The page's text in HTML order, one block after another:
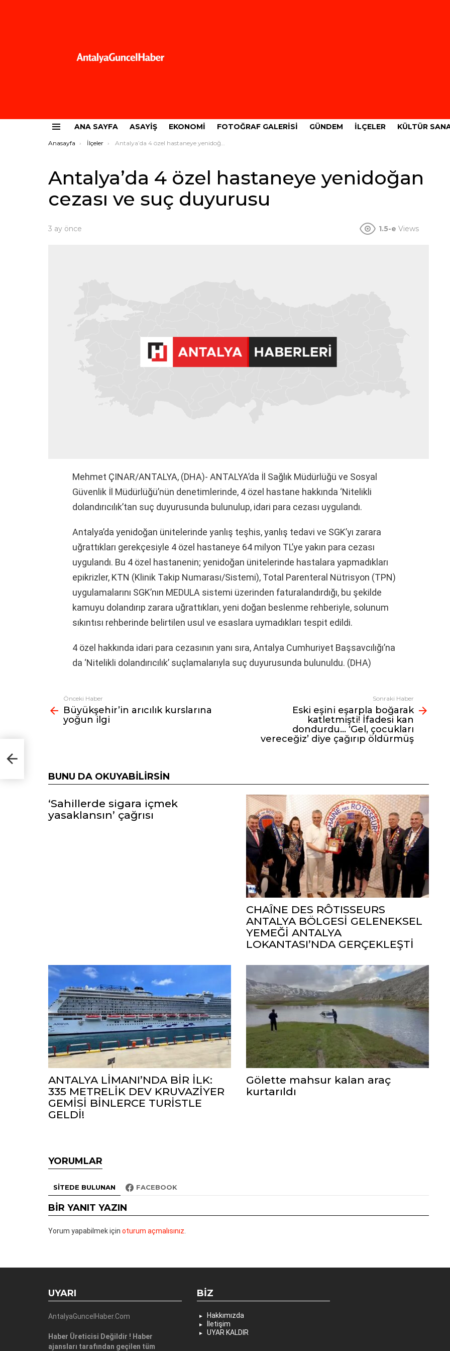
ANA SAYFA ASAYIŞ EKONOMI FOTOĞRAF GALERISI GÜNDEM İLÇELER KÜLTÜR
Buradasınız:
Anasayfa İlçeler Antalya’da 4 özel hastaneye yenidoğan cezası ve suç duyurusu
Antalya’da 4 özel hastaneye yenidoğan
cezası ve suç duyurusu
3 ay önce 1.5-e Views
Mehmet ÇINAR/ANTALYA, (DHA)- ANTALYA’da İl Sağlık Müdürlüğü ve Sosyal
Güvenlik İl Müdürlüğü’nün denetimlerinde, 4 özel hastane hakkında ‘Nitelikli
dolandırıcılık’tan suç duyurusunda bulunulup, idari para cezası uygulandı.
Antalya’da yenidoğan ünitelerinde yanlış teşhis, yanlış tedavi ve SGK’yı zarara
uğrattıkları gerekçesiyle 4 özel hastaneye 64 milyon TL’ye yakın para cezası
uygulandı. Bu 4 özel hastanenin; yenidoğan ünitelerinde hastalara yapmadıkları
epikrizler, KTN (Klinik Takip Numarası/Sistemi), Total Parenteral Nütrisyon (TPN)
uygulamalarını SGK’nın MEDULA sistemi üzerinden faturalandırdığı, bu şekilde
kamuyu dolandırıp zarara uğrattıkları, yeni doğan beslenme rehberiyle, solunum
sıkıntısı rehberinde belirtilen usul ve esaslara uymadıkları tespit edildi.
4 özel hakkında idari para cezasının yanı sıra, Antalya Cumhuriyet Başsavcılığı’na
da ‘Nitelikli dolandırıcılık’ suçlamalarıyla suç duyurusunda bulunuldu. (DHA)
Fazlasına
bak
Önceki Haber
Büyükşehir’in arıcılık kurslarına
yoğun ilgi
Sonraki Haber
Eski eşini eşarpla boğarak
katletmişti! İfadesi kan
dondurdu… ‘Gel, çocukları
vereceğiz’ diye çağırıp öldürmüş
BUNU DA OKUYABILIRSIN
‘Sahillerde sigara içmek
yasaklansın’ çağrısı
CHAÎNE DES RÔTISSEURS
ANTALYA BÖLGESİ GELENEKSEL
YEMEĞİ ANTALYA
LOKANTASI’NDA GERÇEKLEŞTİ
ANTALYA LİMANI’NDA BİR İLK:
335 METRELİK DEV KRUVAZİYER
GEMİSİ BİNLERCE TURİSTLE
GELDİ!
Gölette mahsur kalan araç
kurtarıldı
YORUMLAR
SITEDE BULUNAN FACEBOOK
BIR YANIT YAZIN
Yorum yapabilmek için oturum açmalısınız
UYARI
AntalyaGuncelHaber.Com
Haber Üreticisi Değildir ! Haber
ajansları tarafından geçilen tüm
BIZ
Hakkımızda
İletişim
UYAR KALDIR